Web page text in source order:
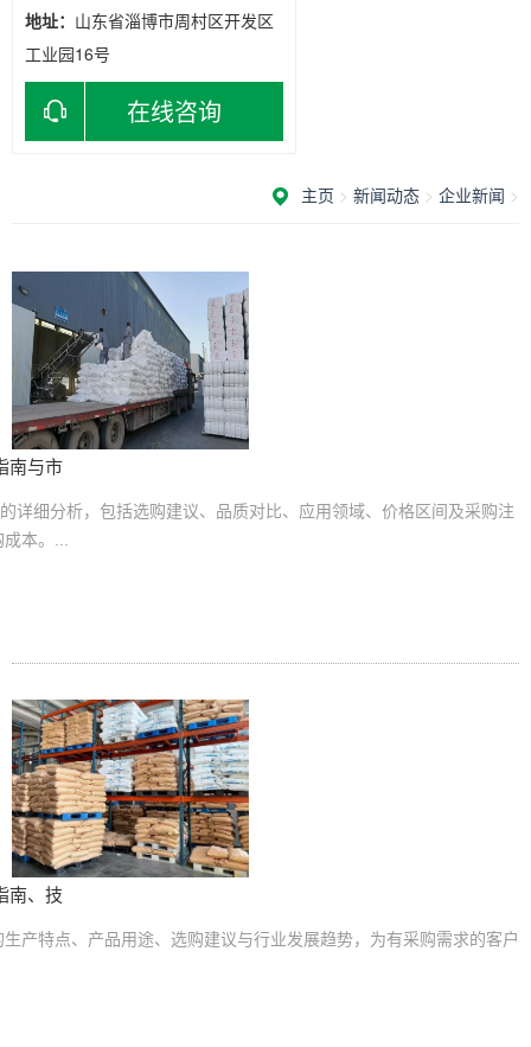
地址： 山东省淄博市周村区开发区
工业园16号
在线咨询
主页 > 新闻动态 > 企业新闻 >
南与市
详细分析，包括选购建议、品质对比、应用领域、价格区间及采购注
本。...
南、技
产特点、产品用途、选购建议与行业发展趋势，为有采购需求的客户